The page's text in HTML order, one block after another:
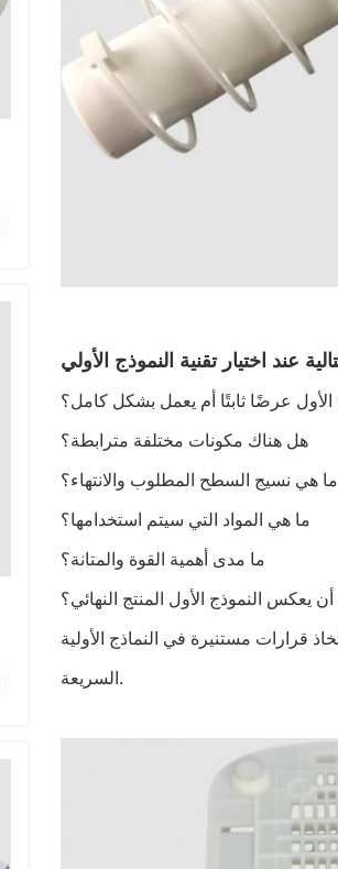
عرضًا ثابتًا أم يعمل بشكل كامل؟
هل هناك مكونات مختلفة مترابطة؟
ما هي نسيج السطح المطلوب والانتهاء؟
ما هي المواد التي سيتم استخدامها؟
ما مدى أهمية القوة والمتانة؟
يعكس النموذج الأول المنتج النهائي؟
قرارات مستنيرة في النماذج الأولية
السريعة.